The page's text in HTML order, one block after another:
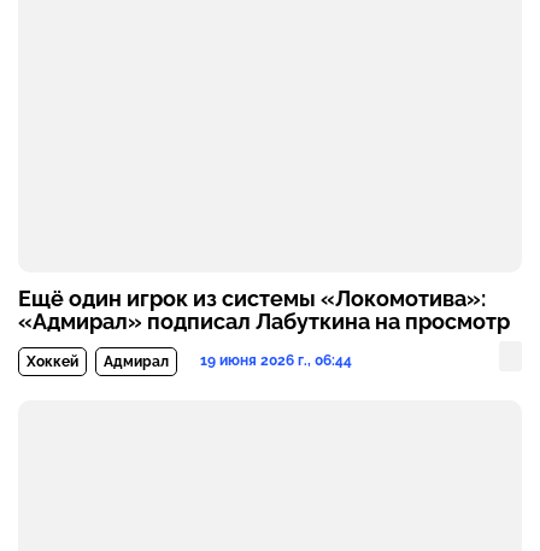
Ещё один игрок из системы «Локомотива»:
«Адмирал» подписал Лабуткина на просмотр
Хоккей Адмирал 19 июня 2026 г., 06:44